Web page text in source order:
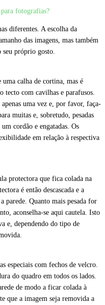
fotografias?
diferentes. A escolha da
das imagens, mas também
seu próprio gosto.
calha de cortina, mas é
tecto com cavilhas e parafusos.
uma vez e, por favor, faça-
muitas e, sobretudo, pesadas
cordão e engatadas. Os
em relação à respectiva
protectora que fica colada na
é então descascada e a
parede. Quanto mais pesada for
aconselha-se aqui cautela. Isto
e, dependendo do tipo de
especiais com fechos de velcro.
do quadro em todos os lados.
de modo a ficar colada à
que a imagem seja removida a